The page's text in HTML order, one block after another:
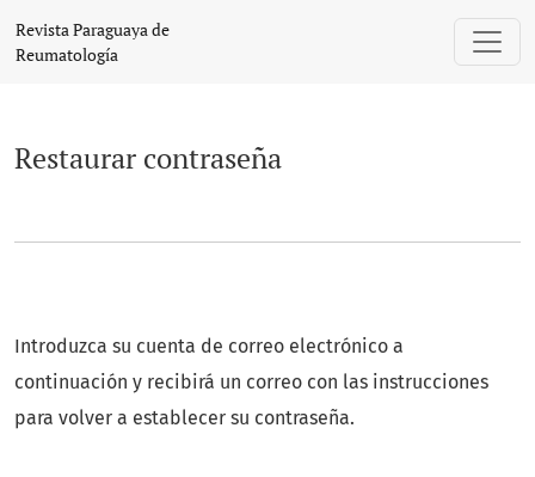
Revista Paraguaya de
Reumatología
Restaurar contraseña
Introduzca su cuenta de correo electrónico a
continuación y recibirá un correo con las instrucciones
para volver a establecer su contraseña.